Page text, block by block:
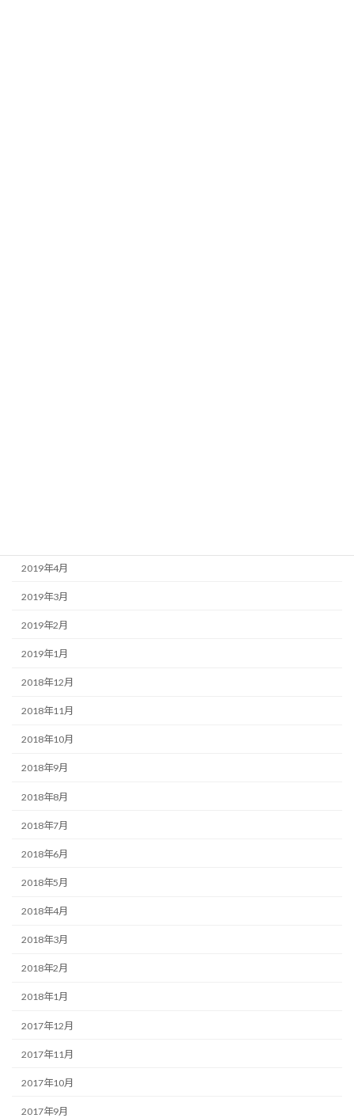
2019年4月
2019年3月
2019年2月
2019年1月
2018年12月
2018年11月
2018年10月
2018年9月
2018年8月
2018年7月
2018年6月
2018年5月
2018年4月
2018年3月
2018年2月
2018年1月
2017年12月
2017年11月
2017年10月
2017年9月